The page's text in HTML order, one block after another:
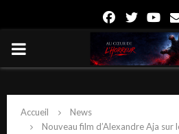
FacebookTwitter
PRIMARY
Accueil
News
Nouveau film d’Alexandre Aja sur